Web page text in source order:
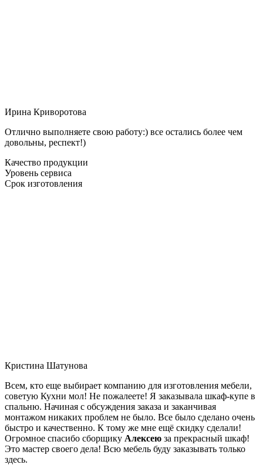
Ирина Криворотова
Отлично выполняете свою работу:) все остались более чем
довольны, респект!)
Качество продукции
Уровень сервиса
Срок изготовления
Кристина Шатунова
Всем, кто еще выбирает компанию для изготовления мебели,
советую Кухни мол! Не пожалеете! Я заказывала шкаф-купе в
спальню. Начиная с обсуждения заказа и заканчивая
монтажом никаких проблем не было. Все было сделано очень
быстро и качественно. К тому же мне ещё скидку сделали!
Огромное спасибо сборщику Алексею за прекрасный шкаф!
Это мастер своего дела! Всю мебель буду заказывать только
здесь.